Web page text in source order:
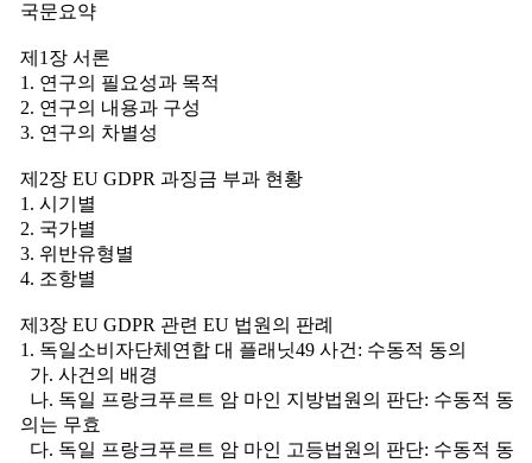
국문요약
제1장 서론
1. 연구의 필요성과 목적
2. 연구의 내용과 구성
3. 연구의 차별성
제2장 EU GDPR 과징금 부과 현황
1. 시기별
2. 국가별
3. 위반유형별
4. 조항별
제3장 EU GDPR 관련 EU 법원의 판례
1. 독일소비자단체연합 대 플래닛49 사건: 수동적 동의
가. 사건의 배경
나. 독일 프랑크푸르트 암 마인 지방법원의 판단: 수동적 동
의는 무효
다. 독일 프랑크푸르트 암 마인 고등법원의 판단: 수동적 동